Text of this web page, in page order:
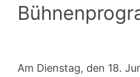
Am Dienstag, den 18.